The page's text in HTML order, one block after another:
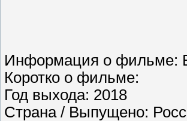
Информация о фильме:
Коротко о фильме:
Год выхода: 2018
Страна / Выпущено: